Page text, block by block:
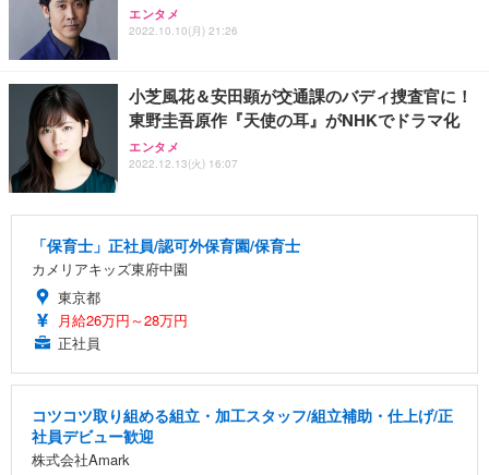
エンタメ
2022.10.10(月) 21:26
小芝風花＆安田顕が交通課のバディ捜査官に！
東野圭吾原作『天使の耳』がNHKでドラマ化
エンタメ
2022.12.13(火) 16:07
「保育士」正社員/認可外保育園/保育士
カメリアキッズ東府中園
東京都
月給26万円～28万円
正社員
コツコツ取り組める組立・加工スタッフ/組立補助・仕上げ/正
社員デビュー歓迎
株式会社Amark